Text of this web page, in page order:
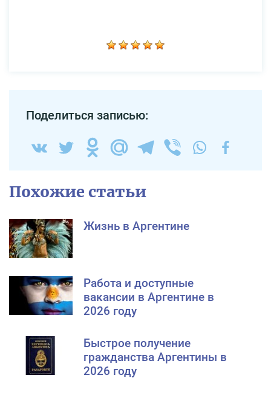
Поделиться записью:
Похожие статьи
Жизнь в Аргентине
Работа и доступные
вакансии в Аргентине в
2026 году
Быстрое получение
гражданства Аргентины в
2026 году